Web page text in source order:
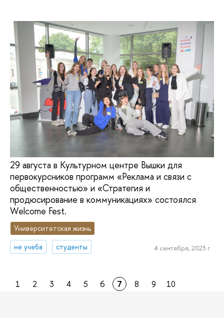
29 августа в Культурном центре Вышки для
первокурсников программ «Реклама и связи с
общественностью» и «Стратегия и
продюсирование в коммуникациях» состоялся
Welcome Fest.
Университетская жизнь
не учеба
студенты 4 сентября, 2023 г.
1 2 3 4 5 6 7 8 9 10